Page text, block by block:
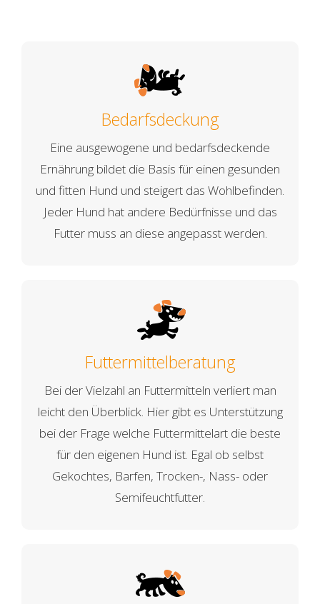
Bedarfsdeckung
Eine ausgewogene und bedarfsdeckende
Ernährung bildet die Basis für einen gesunden
und fitten Hund und steigert das Wohlbefinden.
Jeder Hund hat andere Bedürfnisse und das
Futter muss an diese angepasst werden.
Futtermittelberatung
Bei der Vielzahl an Futtermitteln verliert man
leicht den Überblick. Hier gibt es Unterstützung
bei der Frage welche Futtermittelart die beste
für den eigenen Hund ist. Egal ob selbst
Gekochtes, Barfen, Trocken-, Nass- oder
Semifeuchtfutter.